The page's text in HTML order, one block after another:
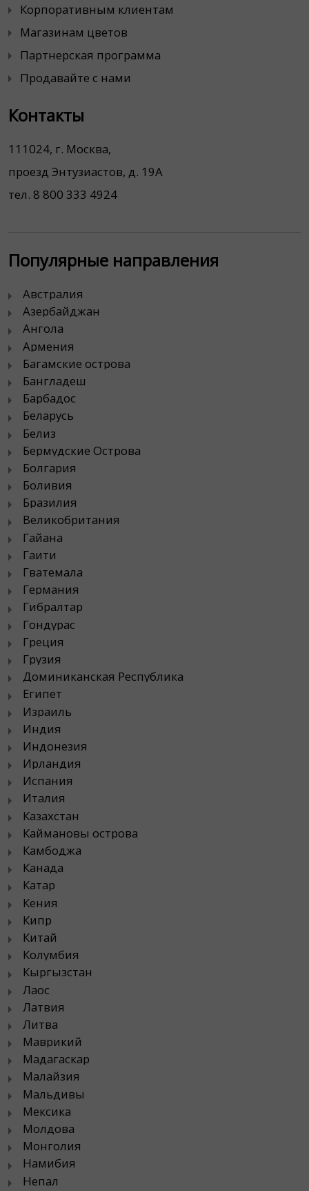
Корпоративным клиентам
Магазинам цветов
Партнерская программа
Продавайте с нами
Контакты
111024, г. Москва,
проезд Энтузиастов, д. 19А
тел. 8 800 333 4924
Популярные направления
Австралия
Азербайджан
Ангола
Армения
Багамские острова
Бангладеш
Барбадос
Беларусь
Белиз
Бермудские Острова
Болгария
Боливия
Бразилия
Великобритания
Гайана
Гаити
Гватемала
Германия
Гибралтар
Гондурас
Греция
Грузия
Доминиканская Республика
Египет
Израиль
Индия
Индонезия
Ирландия
Испания
Италия
Казахстан
Каймановы острова
Камбоджа
Канада
Катар
Кения
Кипр
Китай
Колумбия
Кыргызстан
Лаос
Латвия
Литва
Маврикий
Мадагаскар
Малайзия
Мальдивы
Мексика
Молдова
Монголия
Намибия
Непал